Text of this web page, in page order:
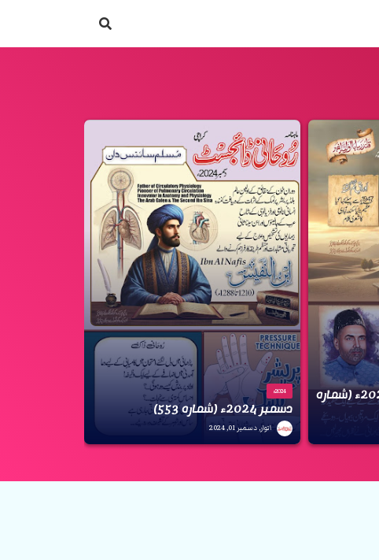
روحانی ڈائجسٹ جنوری 2025ء (شمارہ 2024ء
دسمبر 2024ء (شمارہ 553)
اتوار, دسمبر 01, 2024